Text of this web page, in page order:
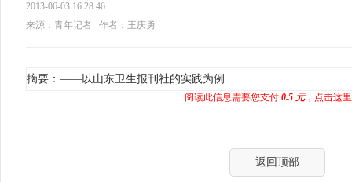
2013-06-03 16:28:46
来源：青年记者
作者：王庆勇
摘要：——以山东卫生报刊社的实践为例
阅读此信息需要您支付 0.5 元，点击这
返回顶部